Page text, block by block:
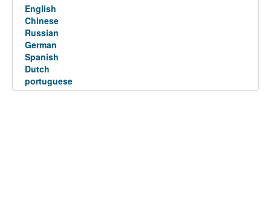
English
Chinese
Russian
German
Spanish
Dutch
portuguese